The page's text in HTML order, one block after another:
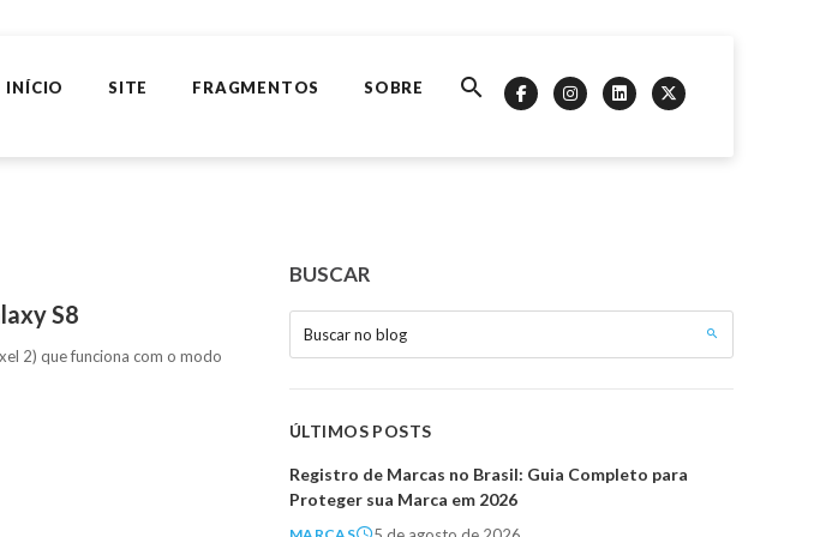
INÍCIO SITE FRAGMENTOS SOBRE
S8
2) que funciona com o modo
BUSCAR
Buscar no blog
ÚLTIMOS POSTS
Registro de Marcas no Brasil: Guia Completo para
Proteger sua Marca em 2026